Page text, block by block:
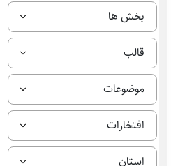
بخش ها
قالب
موضوعات
افتخارات
استان